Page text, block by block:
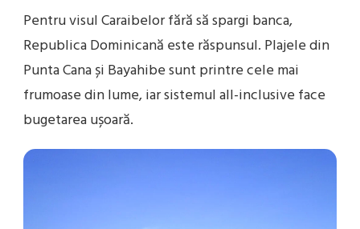
Pentru visul Caraibelor fără să spargi banca,
Republica Dominicană este răspunsul. Plajele din
Punta Cana și Bayahibe sunt printre cele mai
frumoase din lume, iar sistemul all-inclusive face
bugetarea ușoară.